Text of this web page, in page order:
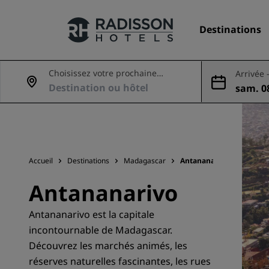
Destinations
Nos enseignes
Choisissez votre prochaine
aventure
Arrivée
sam.
09
Accueil Destinations Madagascar Antananarivo
Antananarivo
Antananarivo est la capitale
incontournable de Madagascar.
Découvrez les marchés animés, les
réserves naturelles fascinantes, les rues